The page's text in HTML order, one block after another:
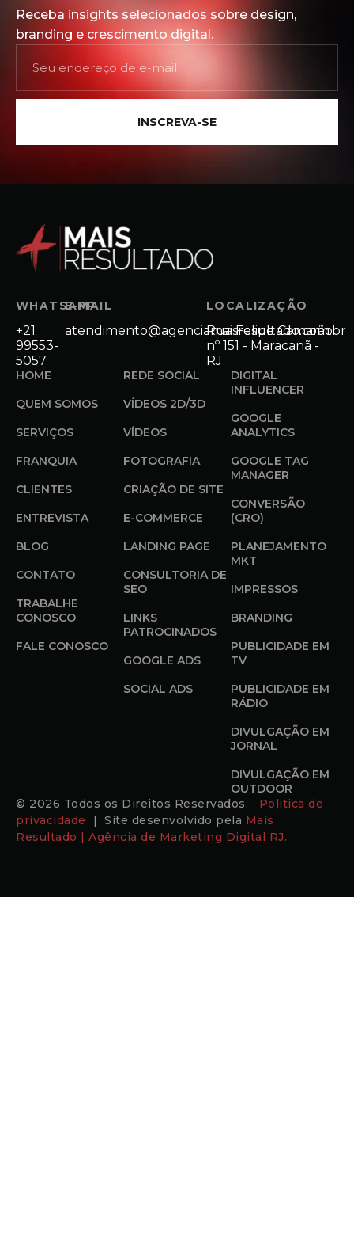
Receba insights selecionados sobre design,
branding e crescimento digital.
INSCREVA-SE
WHATSAPP
+21
99553-
5057
E-MAIL
atendimento@agenciamaisresultado.com.br
LOCALIZAÇÃO
Rua Felipe Camarão
nº 151 - Maracanã -
RJ
HOME
QUEM SOMOS
SERVIÇOS
FRANQUIA
CLIENTES
ENTREVISTA
BLOG
CONTATO
TRABALHE
CONOSCO
FALE CONOSCO
REDE SOCIAL
VÍDEOS 2D/3D
VÍDEOS
FOTOGRAFIA
CRIAÇÃO DE SITE
E-COMMERCE
LANDING PAGE
CONSULTORIA DE
SEO
LINKS
PATROCINADOS
GOOGLE ADS
SOCIAL ADS
DIGITAL
INFLUENCER
GOOGLE
ANALYTICS
GOOGLE TAG
MANAGER
CONVERSÃO
(CRO)
PLANEJAMENTO
MKT
IMPRESSOS
BRANDING
PUBLICIDADE EM
TV
PUBLICIDADE EM
RÁDIO
DIVULGAÇÃO EM
JORNAL
DIVULGAÇÃO EM
OUTDOOR
© 2026 Todos os Direitos Reservados. Politica de
privacidade
| Site desenvolvido pela Mais
Resultado | Agência de Marketing Digital RJ.